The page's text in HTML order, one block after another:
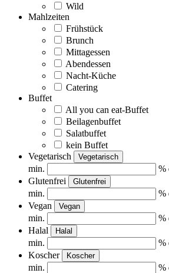
Wild
Mahlzeiten
Frühstück
Brunch
Mittagessen
Abendessen
Nacht-Küche
Catering
Buffet
All you can eat-Buffet
Beilagenbuffet
Salatbuffet
kein Buffet
Vegetarisch
Vegetarisch
min.
%
Glutenfrei
Glutenfrei
min.
%
Vegan
Vegan
min.
%
Halal
Halal
min.
%
Koscher
Koscher
min. %